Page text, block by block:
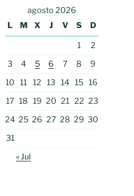
agosto 2026
L
M X J V S D
1
2
3
4 5 6 7 8
9
10
11 12 13 14 15 16
17 18 19 20 21 22 23
24 25 26 27 28 29 30
31
« Jul